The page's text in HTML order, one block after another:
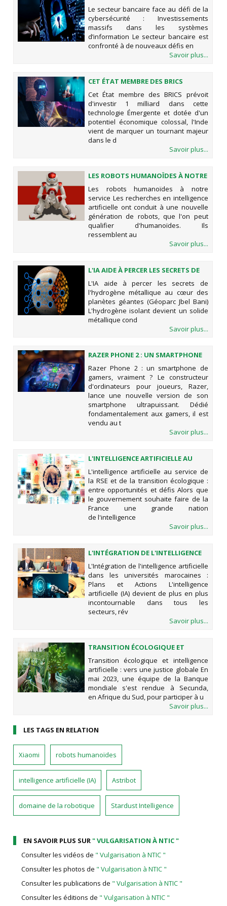
DE LA CYBERSÉCURITÉ :
INVESTISSEMENTS MASSIFS DANS
LES SYSTÈMES D’INFORMATION
Le secteur bancaire face au défi de la
cybersécurité : Investissements
massifs dans les systèmes
d’information Le secteur bancaire est
confronté à de nouveaux défis en
Savoir plus...
CET ÉTAT MEMBRE DES BRICS
PRÉVOIT D'INVESTIR 1 MILLIARD
DANS CETTE TECHNOLOGIE
Cet État membre des BRICS prévoit
d'investir 1 milliard dans cette
technologie Émergente et dotée d'un
potentiel économique colossal, l'Inde
vient de marquer un tournant majeur
dans le d
Savoir plus...
LES ROBOTS HUMANOÏDES À NOTRE
SERVICE
Les robots humanoïdes à notre
service Les recherches en intelligence
artificielle ont conduit à une nouvelle
génération de robots, que l'on peut
qualifier d'humanoïdes. Ils
ressemblent au
Savoir plus...
L'IA AIDE À PERCER LES SECRETS DE
L'HYDROGÈNE MÉTALLIQUE AU
CŒUR DES PLANÈTES GÉANTES
(GÉOPARC JBEL BANI)
L'IA aide à percer les secrets de
l'hydrogène métallique au cœur des
planètes géantes (Géoparc Jbel Bani)
L'hydrogène isolant devient un solide
métallique cond
Savoir plus...
RAZER PHONE 2 : UN SMARTPHONE
DE GAMERS, VRAIMENT ?
Razer Phone 2 : un smartphone de
gamers, vraiment ? Le constructeur
d'ordinateurs pour joueurs, Razer,
lance une nouvelle version de son
smartphone ultrapuissant. Dédié
fondamentalement aux gamers, il est
vendu au t
Savoir plus...
L'INTELLIGENCE ARTIFICIELLE AU
SERVICE DE LA RSE ET DE LA
TRANSITION ÉCOLOGIQUE : ENTRE
OPPORTUNITÉS ET DÉFIS
L'intelligence artificielle au service de
la RSE et de la transition écologique :
entre opportunités et défis Alors que
le gouvernement souhaite faire de la
France une grande nation
de l'intelligence
Savoir plus...
L'INTÉGRATION DE L'INTELLIGENCE
ARTIFICIELLE DANS LES UNIVERSITÉS
MAROCAINES : PLANS ET ACTIONS
L'Intégration de l'intelligence artificielle
dans les universités marocaines :
Plans et Actions L'intelligence
artificielle (IA) devient de plus en plus
incontournable dans tous les
secteurs, rév
Savoir plus...
TRANSITION ÉCOLOGIQUE ET
INTELLIGENCE ARTIFICIELLE : VERS
UNE JUSTICE GLOBALE
Transition écologique et intelligence
artificielle : vers une justice globale En
mai 2023, une équipe de la Banque
mondiale s'est rendue à Secunda,
en Afrique du Sud, pour participer à u
Savoir plus...
LES TAGS EN RELATION
Xiaomi robots humanoïdes
intelligence artificielle (IA) Astribot
domaine de la robotique Stardust Intelligence
EN SAVOIR PLUS SUR" VULGARISATION À NTIC "
Consulter les vidéos de " Vulgarisation à NTIC "
Consulter les photos de " Vulgarisation à NTIC "
Consulter les publications de " Vulgarisation à NTIC "
Consulter les éditions de " Vulgarisation à NTIC "